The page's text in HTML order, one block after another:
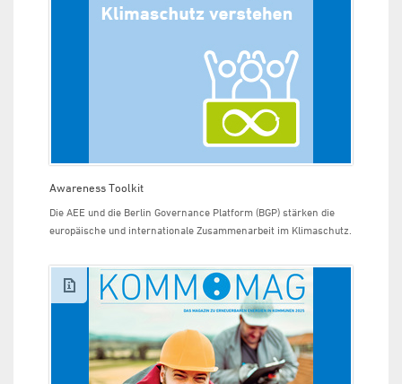
Awareness Toolkit
Die AEE und die Berlin Governance Platform (BGP) stärken die
europäische und internationale Zusammenarbeit im Klimaschutz.